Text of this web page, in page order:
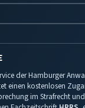
der Hamburger
einen kostenlosen
im Strafrecht